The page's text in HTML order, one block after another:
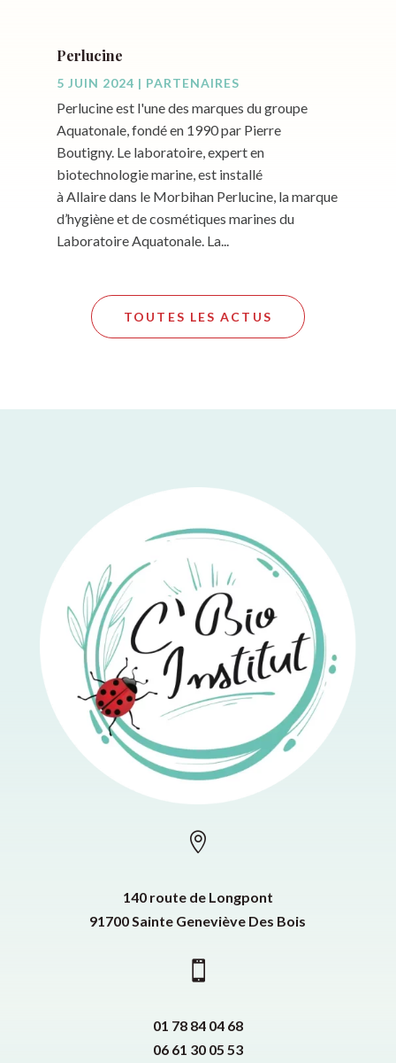
Perlucine
5 JUIN 2024 | PARTENAIRES
Perlucine est l'une des marques du groupe
Aquatonale, fondé en 1990 par Pierre
Boutigny. Le laboratoire, expert en
biotechnologie marine, est installé
à Allaire dans le Morbihan Perlucine, la marque
d’hygiène et de cosmétiques marines du
Laboratoire Aquatonale. La...
TOUTES LES ACTUS

140 route de Longpont
91700 Sainte Geneviève Des Bois

01 78 84 04 68
06 61 30 05 53